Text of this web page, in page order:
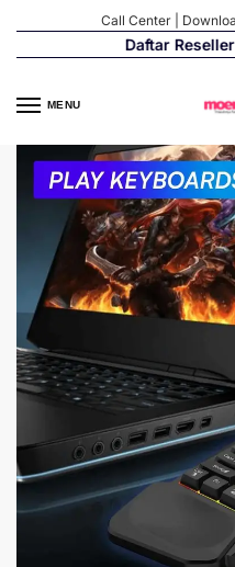
Call Center
Daftar Reseller
MENU